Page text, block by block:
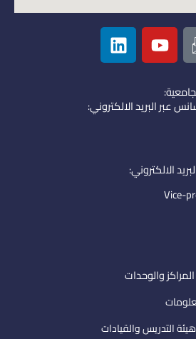
Y
o
u
u
b
L
i
n
e
d
عبر البريد الالكتروني:
الالكتروني:
Vice-
المراكز والوحدات
التدريس والقيادات